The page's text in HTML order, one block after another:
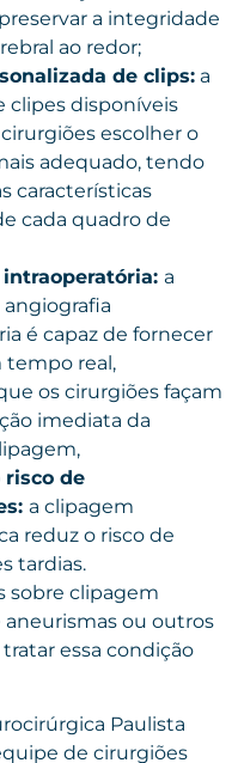
a integridade
ao redor;
de clips: a
clipes disponíveis
escolher o
adequado, tendo
características
cada quadro de
a
é capaz de fornecer
tempo real,
os cirurgiões façam
imediata da
risco de
a clipagem
reduz o risco de
tardias.
sobre clipagem
ou outros
essa condição
Paulista
de cirurgiões